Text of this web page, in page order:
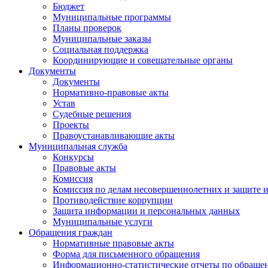
Бюджет
Муниципальные программы
Планы проверок
Муниципальные заказы
Социальная поддержка
Координирующие и совещательные органы
Документы
Документы
Нормативно-правовые акты
Устав
Судебные решения
Проекты
Правоустанавливающие акты
Муниципальная служба
Конкурсы
Правовые акты
Комиссия
Комиссия по делам несовершеннолетних и защите
Противодействие коррупции
Защита информации и персональных данных
Муниципальные услуги
Обращения граждан
Нормативные правовые акты
Форма для письменного обращения
Информационно-статистические отчеты по